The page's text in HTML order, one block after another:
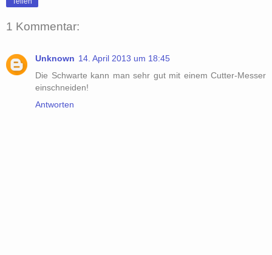
1 Kommentar:
Unknown 14. April 2013 um 18:45
Die Schwarte kann man sehr gut mit einem Cutter-Messer
einschneiden!
Antworten